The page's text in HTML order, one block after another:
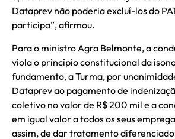
Dataprev não poderia excluí-los do
participa”, afirmou.
Para o ministro Agra Belmonte, a
viola o princípio constitucional da
fundamento, a Turma, por
Dataprev ao pagamento de
coletivo no valor de R$ 200 mil e a
em igual valor a todos os seus
assim, de dar tratamento